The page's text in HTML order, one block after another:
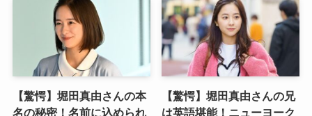
【驚愕】堀田真由さんの本
名の秘密！名前に込められ
【驚愕】堀田真由さんの兄
は英語堪能！ニューヨーク